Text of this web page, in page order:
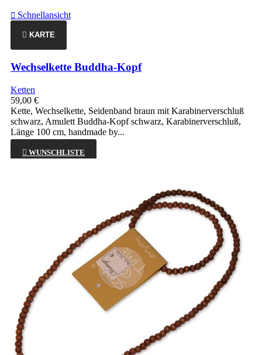
Schnellansicht
 KARTE
Wechselkette Buddha-Kopf
Ketten
59,00 €
Kette, Wechselkette, Seidenband braun mit Karabinerverschluß
schwarz, Amulett Buddha-Kopf schwarz, Karabinerverschluß,
Länge 100 cm, handmade by...
 WUNSCHLISTE